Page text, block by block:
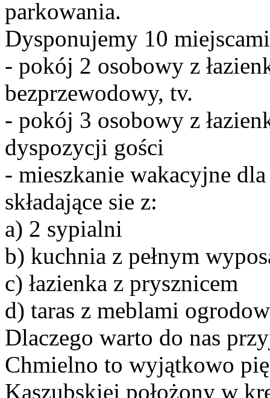
parkowania.
Dysponujemy 10
- pokój 2 osobowy z
bezprzewodowy, tv.
- pokój 3 osobowy z
dyspozycji gości
- mieszkanie wakacyjne
składające sie z:
a) 2 sypialni
b) kuchnia z pełnym
c) łazienka z prysznicem
d) taras z meblami
Dlaczego warto do nas
Chmielno to wyjątkowo
Kaszubskiej położony w